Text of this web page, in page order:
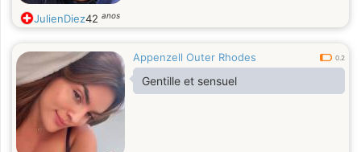
JulienDiez42 anos
Appenzell Outer Rhodes 0.2
Gentille et sensuel